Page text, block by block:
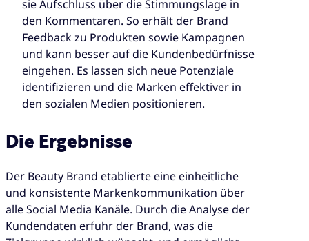
sie Aufschluss über die Stimmungslage in
den Kommentaren. So erhält der Brand
Feedback zu Produkten sowie Kampagnen
und kann besser auf die Kundenbedürfnisse
eingehen. Es lassen sich neue Potenziale
identifizieren und die Marken effektiver in
den sozialen Medien positionieren.
Die Ergebnisse
Der Beauty Brand etablierte eine einheitliche
und konsistente Markenkommunikation über
alle Social Media Kanäle. Durch die Analyse der
Kundendaten erfuhr der Brand, was die